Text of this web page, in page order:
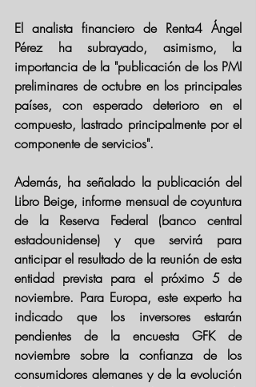
El analista financiero de Renta4 Ángel
Pérez ha subrayado, asimismo, la
importancia de la "publicación de los PMI
preliminares de octubre en los principales
países, con esperado deterioro en el
compuesto, lastrado principalmente por el
componente de servicios".
Además, ha señalado la publicación del
Libro Beige, informe mensual de coyuntura
de la Reserva Federal (banco central
estadounidense) y que servirá para
anticipar el resultado de la reunión de esta
entidad prevista para el próximo 5 de
noviembre. Para Europa, este experto ha
indicado que los inversores estarán
pendientes de la encuesta GFK de
noviembre sobre la confianza de los
consumidores alemanes y de la evolución